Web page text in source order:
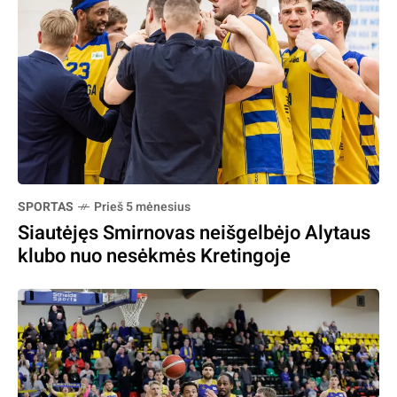
SPORTAS Prieš 5 mėnesius
Siautėjęs Smirnovas neišgelbėjo Alytaus
klubo nuo nesėkmės Kretingoje